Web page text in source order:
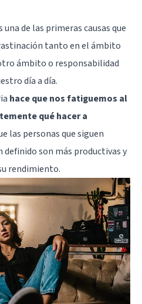
de las primeras causas que
tanto en el ámbito
ámbito o responsabilidad
día a día.
hace que nos fatiguemos al
qué hacer a
las personas que siguen
son más productivas y
rendimiento.